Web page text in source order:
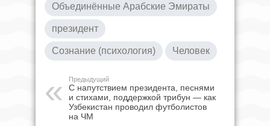
Объединённые Арабские Эмираты
президент
Сознание (психология) Человек
Предыдущий
С напутствием президента, песнями
и стихами, поддержкой трибун — как
Узбекистан проводил футболистов
на ЧМ